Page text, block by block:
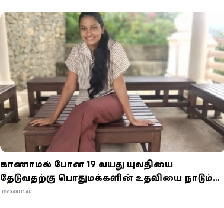
பேருக்கு சிக்கல்!
காணாமல் போன 19 வயது யுவதியை
தேடுவதற்கு பொதுமக்களின் உதவியை நாடும்
காவல்துறை
மலையகம்